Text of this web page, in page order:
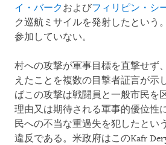
イ・バークおよびフィリピン・シ
ク巡航ミサイルを発射したという
参加していない。
村への攻撃が軍事目標を直撃せず
えたことを複数の目撃者証言が示
ばこの攻撃は戦闘員と一般市民を
理由又は期待される軍事的優位性
民への不当な重過失を犯したとい
違反である。米政府はこのKafr